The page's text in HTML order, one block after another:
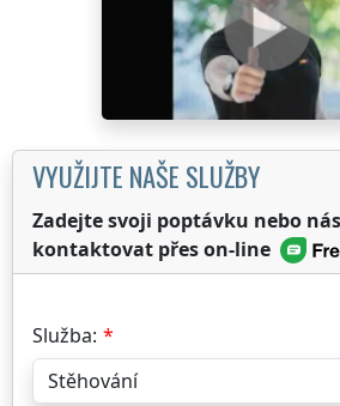
VYUŽIJTE NAŠE SLUŽBY
Zadejte svoji poptávku nebo
kontaktovat přes on-line
Služba: